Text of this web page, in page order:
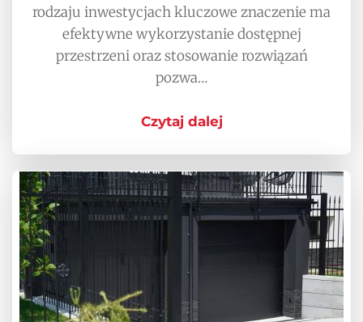
rodzaju inwestycjach kluczowe znaczenie ma
efektywne wykorzystanie dostępnej
przestrzeni oraz stosowanie rozwiązań
pozwa…
Czytaj dalej